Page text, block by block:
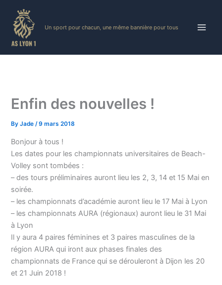
content
Un sport pour chacun, une même bannière pour tous
Enfin des nouvelles !
ByJade/9 mars 2018
Bonjour à tous !
Les dates pour les championnats universitaires de Beach-
Volley sont tombées :
– des tours préliminaires auront lieu les 2, 3, 14 et 15 Mai en
soirée.
– les championnats d’académie auront lieu le 17 Mai à Lyon
– les championnats AURA (régionaux) auront lieu le 31 Mai
à Lyon
Il y aura 4 paires féminines et 3 paires masculines de la
région AURA qui iront aux phases finales des
championnats de France qui se dérouleront à Dijon les 20
et 21 Juin 2018 !